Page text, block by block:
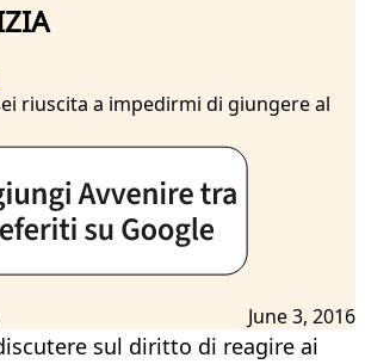
riuscita a impedirmi di giungere al
June 3, 2016
sul diritto di reagire ai